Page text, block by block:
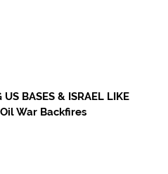
BASES & ISRAEL LIKE
Oil War Backfires